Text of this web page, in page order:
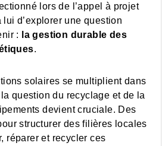
lors de l’appel à projet
d’explorer une question
:
la gestion durable des
.
solaires se multiplient dans
question du recyclage et de la
devient cruciale. Des
structurer des filières locales
réparer et recycler ces